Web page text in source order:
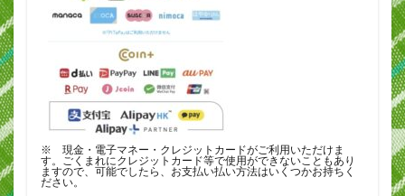
※ 現金・電子マネー・クレジットカードがご利用いただけま
す。ごくまれにクレジットカード等で使用ができないこともあり
ますので、可能でしたら、お支払い払い方法はいくつかお持ちく
ださい。